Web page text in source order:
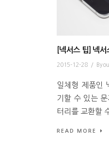
[넥서스 팁] 넥
2015-12-28 /
일체형 제품인
기할 수 있는
터리를 교환할
READ MORE